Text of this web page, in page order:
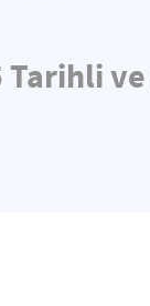
ve